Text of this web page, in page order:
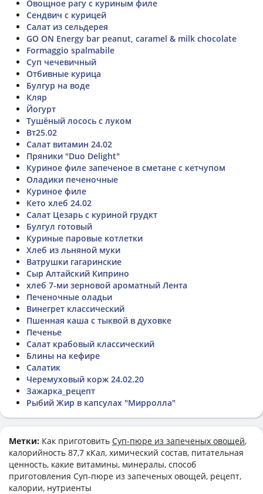
Овощное рагу с куриным филе
Сендвич с курицей
Салат из сельдерея
GO ON Energy bar peanut, caramel & milk chocolate
Formaggio spalmabile
Суп чечевичный
Отбивные курица
Булгур на воде
Кляр
Йогурт
Тушёный лосось с луком
Вт25.02
Салат витамин 24.02
Пряники "Duo Delight"
Куриное филе запеченое в сметане с кетчупом
Оладики печеночные
Куриное филе
Кето хлеб 24.02
Салат Цезарь с куриной грудкт
Булгул готовый
Куриные паровые котлетки
Хлеб из льняной муки
Ватрушки гагаринские
Сыр Алтайский Киприно
хлеб 7-ми зерновой ароматный Лента
Печеночные оладьи
Винегрет классический
Пшенная каша с тыквой в духовке
Печенье
Салат крабовый классический
Блины на кефире
Салатик
Черемуховый корж 24.02.20
Зажарка_рецепт
Рыбий Жир в капсулах "Мирролла"
Метки: Как приготовить Суп-пюре из запеченых овощей,
калорийность 87,7 кКал, химический состав, питательная
ценность, какие витамины, минералы, способ
приготовления Суп-пюре из запеченых овощей, рецепт,
калории, нутриенты